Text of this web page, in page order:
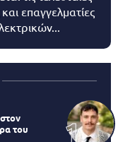
επαγγελματίες
του